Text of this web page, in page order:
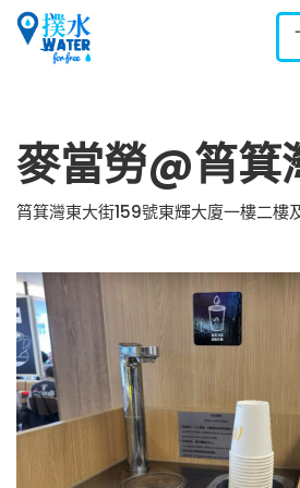
下載應用
網誌
ENGLISH
下載 DOWNLOAD
麥當勞@筲箕
筲箕灣東大街159號東輝大廈一樓二樓